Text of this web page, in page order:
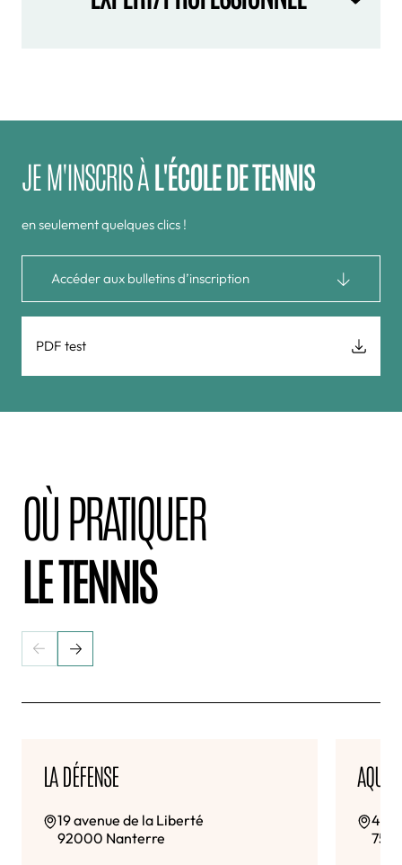
JE M'INSCRIS ÀL'ÉCOLE DE TENNIS
en seulement quelques clics !
Accéder aux bulletins d’inscription
PDF test
OÙ PRATIQUER
LE TENNIS
LA DÉFENSE
19 avenue de la Liberté
92000 Nanterre
4-6